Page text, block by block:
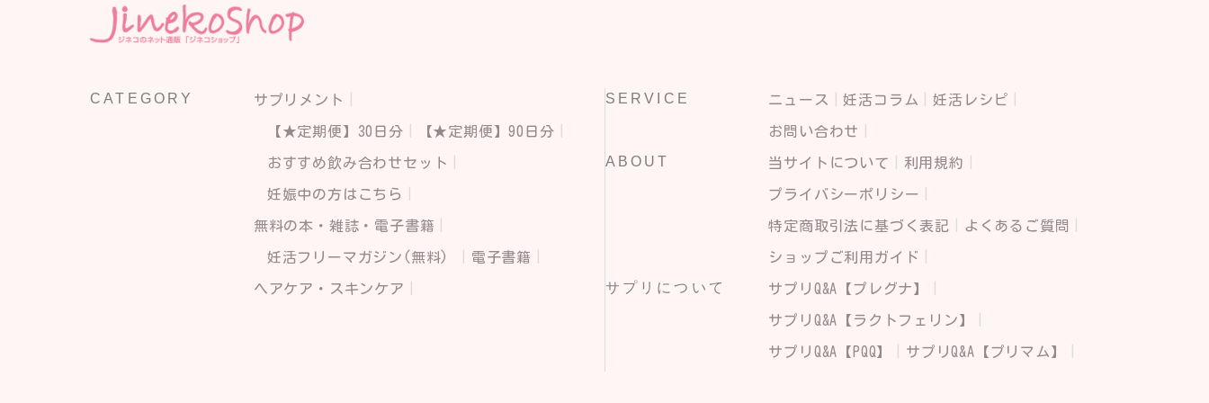
CATEGORY サプリメント
【★定期便】30日分 【★定期便】90日分
おすすめ飲み合わせセット
妊娠中の方はこちら
無料の本・雑誌・電子書籍
妊活フリーマガジン(無料) 電子書籍
ヘアケア・スキンケア
SERVICE ニュース 妊活コラム 妊活レシピ
お問い合わせ
ABOUT 当サイトについて 利用規約
プライバシーポリシー
特定商取引法に基づく表記 よくあるご質問
ショップご利用ガイド
サプリについて サプリQ&A【プレグナ】
サプリQ&A【ラクトフェリン】
サプリQ&A【PQQ】 サプリQ&A【プリマム】